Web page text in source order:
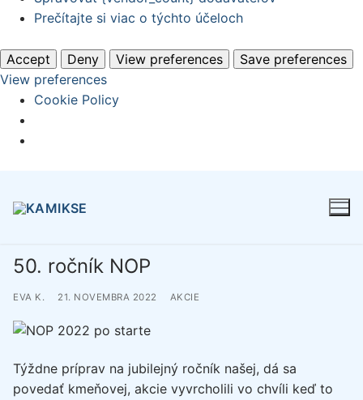
Prečítajte si viac o týchto účeloch
Accept Deny View preferences
Save preferences
View preferences
Cookie Policy
na
50. ročník NOP
EVA K. 21. NOVEMBRA 2022 AKCIE
Týždne príprav na jubilejný ročník našej, dá sa
povedať kmeňovej, akcie vyvrcholili vo chvíli keď to